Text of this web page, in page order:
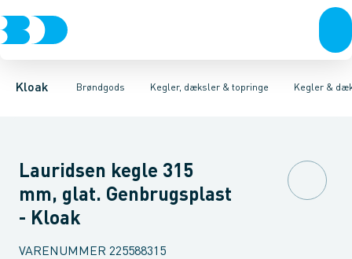
Kloak Brøndgods
Rør & fittingsBrønde BrøndgodsLinjeafvandingTanke,
Kegler, dæksler & topringe
Kegler, dæksler & topringeKarme & dæksler Kegler &
Kegler & dæksler, beton Topringe, betonKegler & dæksler,
Lauridsen kegle 315
mm, glat. Genbrugsplast
- Kloak
VARENUMMER 225588315